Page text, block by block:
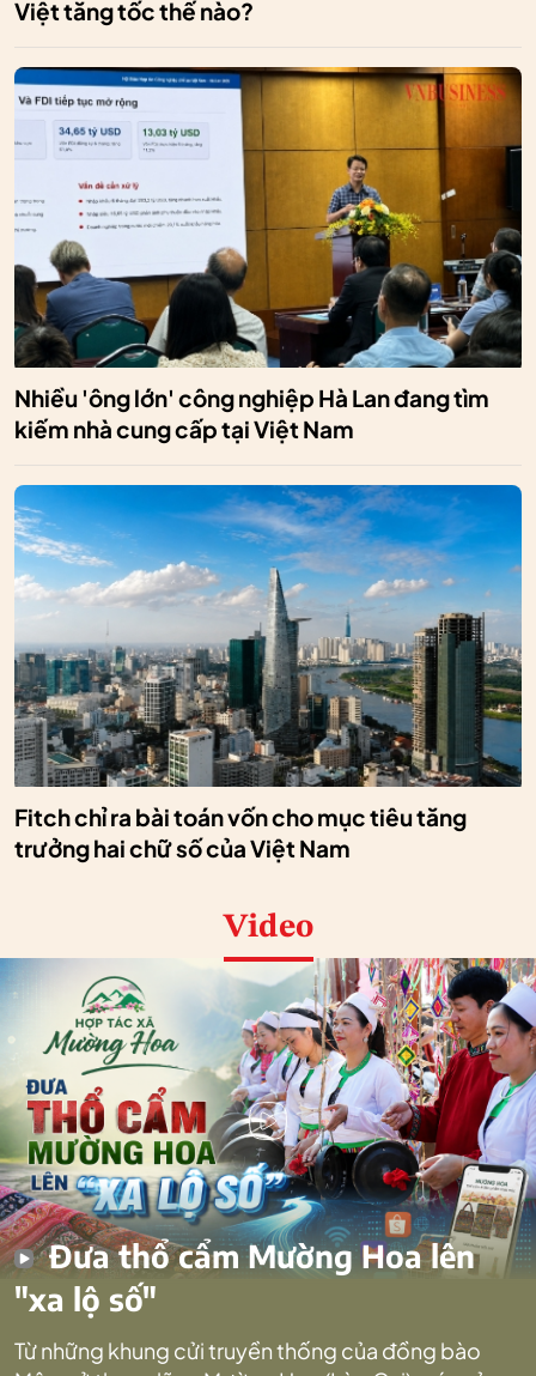
Việt tăng tốc thế nào?
Nhiều 'ông lớn' công nghiệp Hà Lan đang tìm
kiếm nhà cung cấp tại Việt Nam
Fitch chỉ ra bài toán vốn cho mục tiêu tăng
trưởng hai chữ số của Việt Nam
Video
Đưa thổ cẩm Mường Hoa lên
"xa lộ số"
Từ những khung cửi truyền thống của đồng bào